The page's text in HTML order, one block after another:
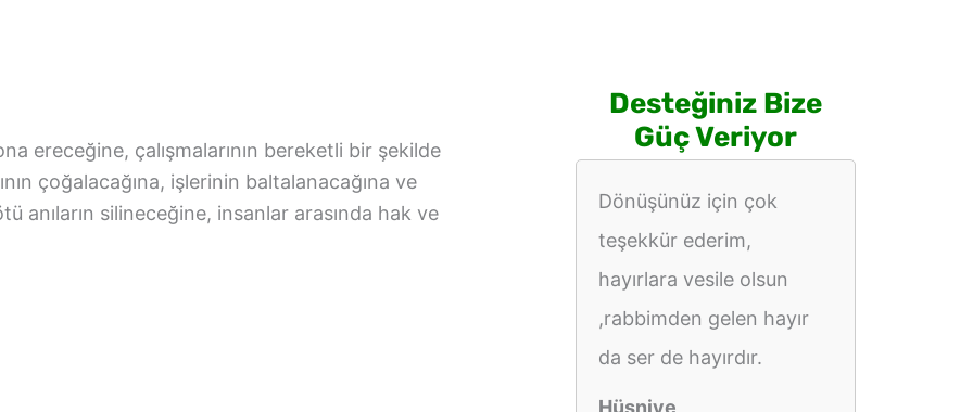
ereceğine, çalışmalarının bereketli bir şekilde
çoğalacağına, işlerinin baltalanacağına ve
anıların silineceğine, insanlar arasında hak ve
Desteğiniz Bize
Güç Veriyor
Dönüşünüz için çok
teşekkür ederim,
hayırlara vesile olsun
,rabbimden gelen hayır
da ser de hayırdır.
Hüsniye